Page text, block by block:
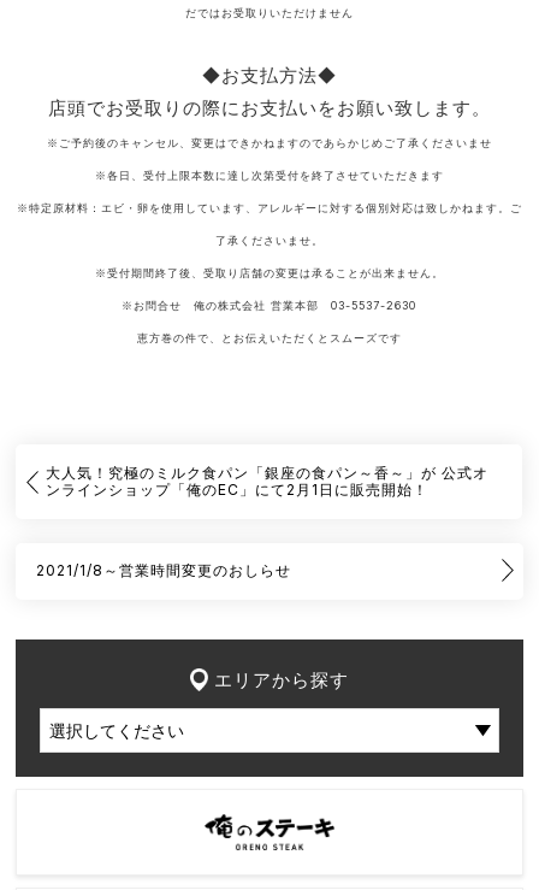
だではお受取りいただけません
◆お支払方法◆
店頭でお受取りの際にお支払いをお願い致します。
※ご予約後のキャンセル、変更はできかねますのであらかじめご了承くださいませ
※各日、受付上限本数に達し次第受付を終了させていただきます
※特定原材料：エビ・卵を使用しています、アレルギーに対する個別対応は致しかねます。ご
了承くださいませ。
※受付期間終了後、受取り店舗の変更は承ることが出来ません。
※お問合せ 俺の株式会社 営業本部 03-5537-2630
恵方巻の件で、とお伝えいただくとスムーズです
大人気！究極のミルク食パン「銀座の食パン～香～」が 公式オ
ンラインショップ「俺のEC」にて2月1日に販売開始！
2021/1/8～営業時間変更のおしらせ
エリアから探す